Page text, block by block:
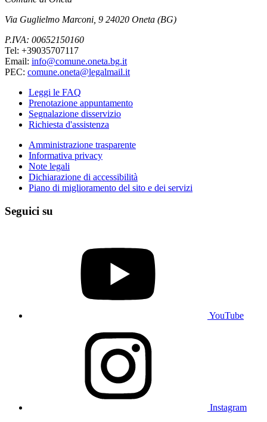
Via Guglielmo Marconi, 9 24020 Oneta (BG)
P.IVA: 00652150160
Tel: +39035707117
Email: info@comune.oneta.bg.it
PEC: comune.oneta@legalmail.it
Leggi le FAQ
Prenotazione appuntamento
Segnalazione disservizio
Richiesta d'assistenza
Amministrazione trasparente
Informativa privacy
Note legali
Dichiarazione di accessibilità
Piano di miglioramento del sito e dei servizi
Seguici su
YouTube
Instagram